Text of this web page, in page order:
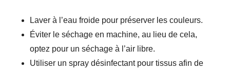
Laver à l’eau froide pour préserver les couleurs.
Éviter le séchage en machine, au lieu de cela,
optez pour un séchage à l’air libre.
Utiliser un spray désinfectant pour tissus afin de